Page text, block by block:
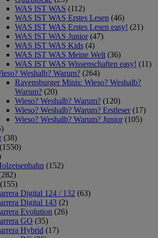
WAS IST WAS (112)
WAS IST WAS Erstes Lesen (46)
WAS IST WAS Erstes Lesen easy! (21)
WAS IST WAS Junior (47)
WAS IST WAS Kids (4)
WAS IST WAS Meine Welt (36)
WAS IST WAS Wissenschaften easy! (11)
Weshalb? Warum? (264)
Ravensburger Minis: Wieso? Weshalb?
Warum? (20)
Wieso? Weshalb? Warum? (120)
Wieso? Weshalb? Warum? Erstleser (17)
Wieso? Weshalb? Warum? Junior (105)
(38)
(1550)
(152)
(155)
Digital 124 / 132 (63)
Digital 143 (2)
Evolution (26)
GO (35)
Hybrid (17)